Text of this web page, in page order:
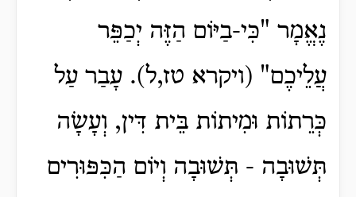
נֶאֱמָר "כִּי-בַיּוֹם הַזֶּה יְכַפֵּר
עֲלֵיכֶם" (ויקרא טז,ל). עָבַר עַל
כְּרֵתוֹת וּמִיתוֹת בֵּית דִּין, וְעָשָׂה
תְּשׁוּבָה - תְּשׁוּבָה וְיוֹם הַכִּפּוּרִים